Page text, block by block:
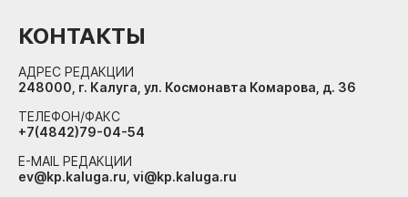
КОНТАКТЫ
АДРЕС РЕДАКЦИИ
248000, г. Калуга, ул. Космонавта Комарова, д. 36
ТЕЛЕФОН/ФАКС
+7(4842)79-04-54
E-MAIL РЕДАКЦИИ
ev@kp.kaluga.ru, vi@kp.kaluga.ru